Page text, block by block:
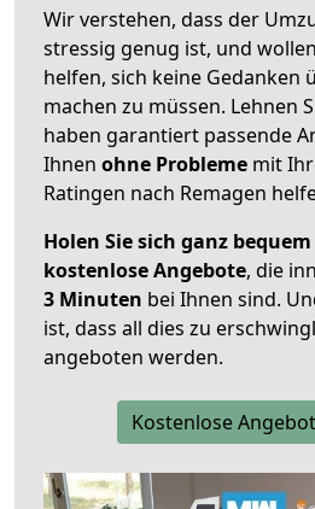
Wir verstehen, dass der
stressig genug ist, und
helfen, sich keine Gedanken
machen zu müssen. Lehnen
haben garantiert passende
Ihnen ohne Probleme mit
Ratingen nach Remagen
Holen Sie sich ganz
kostenlose Angebote, die
3 Minuten bei Ihnen sind.
ist, dass all dies zu
angeboten werden.
Kostenlose